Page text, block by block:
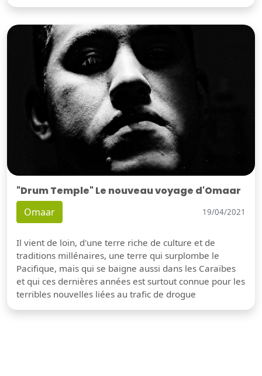
"Drum Temple" Le nouveau voyage d'Omaar
Omaar 19/04/2021
Il vient de loin, d'une terre riche de culture et de
traditions millénaires, une terre qui surplombe le
Pacifique, mais qui se baigne aussi dans les Caraïbes
et qui ces dernières années est surtout connue pour les
terribles nouvelles liées au trafic de drogue